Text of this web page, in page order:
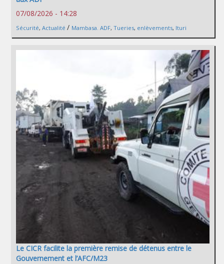
07/08/2026 - 14:28
Sécurité, Actualité / Mambasa. ADF, Tueries, enlèvements, Ituri
Le CICR facilite la première remise de détenus entre le
Gouvernement et l’AFC/M23